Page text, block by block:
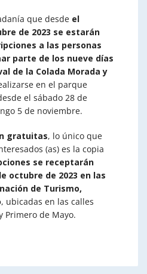
que desde el
de 2023 se estarán
a las personas
parte de los nueve días
de la Colada Morada y
en el parque
el sábado 28 de
5 de noviembre.
gratuitas, lo único que
(as) es la copia
se receptarán
octubre de 2023 en las
de Turismo,
, ubicadas en las calles
Primero de Mayo.